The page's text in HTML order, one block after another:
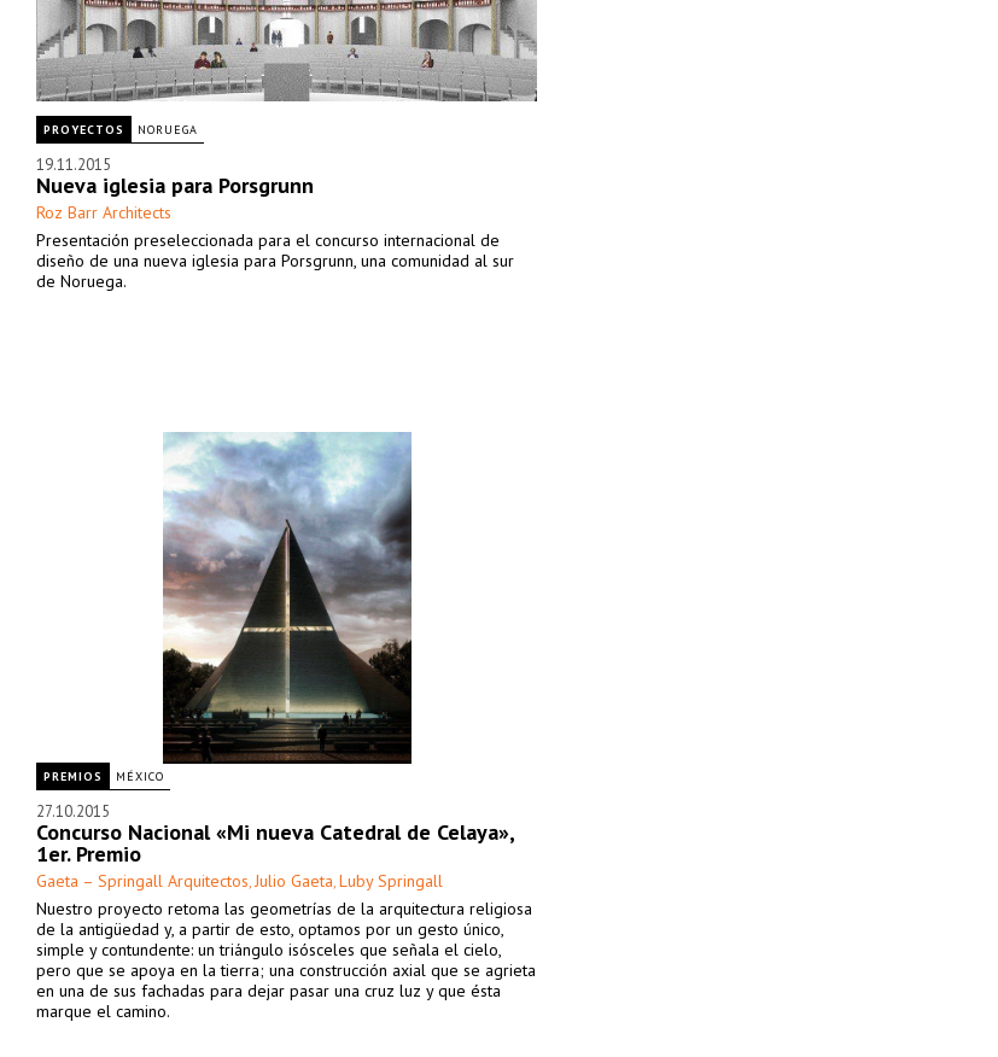
PROYECTOS NORUEGA
19.11.2015
Nueva iglesia para Porsgrunn
Roz Barr Architects
Presentación preseleccionada para el concurso internacional de
diseño de una nueva iglesia para Porsgrunn, una comunidad al sur
de Noruega.
PREMIOS MÉXICO
27.10.2015
Concurso Nacional «Mi nueva Catedral de Celaya»,
1er. Premio
Gaeta – Springall Arquitectos, Julio Gaeta, Luby Springall
Nuestro proyecto retoma las geometrías de la arquitectura religiosa
de la antigüedad y, a partir de esto, optamos por un gesto único,
simple y contundente: un triángulo isósceles que señala el cielo,
pero que se apoya en la tierra; una construcción axial que se agrieta
en una de sus fachadas para dejar pasar una cruz luz y que ésta
marque el camino.